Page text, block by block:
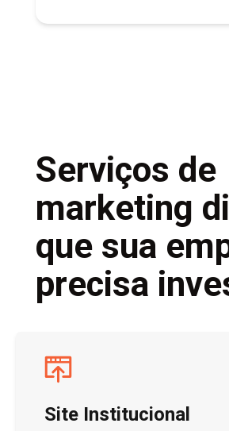
Serviços de
marketing
que sua
precisa
Site Institucional